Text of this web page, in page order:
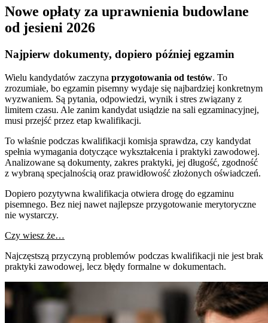
Nowe opłaty za uprawnienia budowlane
od jesieni 2026
Najpierw dokumenty, dopiero później egzamin
Wielu kandydatów zaczyna przygotowania od testów. To
zrozumiałe, bo egzamin pisemny wydaje się najbardziej konkretnym
wyzwaniem. Są pytania, odpowiedzi, wynik i stres związany z
limitem czasu. Ale zanim kandydat usiądzie na sali egzaminacyjnej,
musi przejść przez etap kwalifikacji.
To właśnie podczas kwalifikacji komisja sprawdza, czy kandydat
spełnia wymagania dotyczące wykształcenia i praktyki zawodowej.
Analizowane są dokumenty, zakres praktyki, jej długość, zgodność
z wybraną specjalnością oraz prawidłowość złożonych oświadczeń.
Dopiero pozytywna kwalifikacja otwiera drogę do egzaminu
pisemnego. Bez niej nawet najlepsze przygotowanie merytoryczne
nie wystarczy.
Czy wiesz że…
Najczęstszą przyczyną problemów podczas kwalifikacji nie jest brak
praktyki zawodowej, lecz błędy formalne w dokumentach.